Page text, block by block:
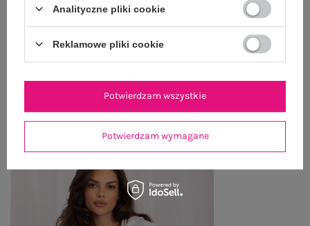
WYSYŁKA I DOSTAWA
ZWROTY I REKLAMACJE
OSTATNIO OGLĄDANE
Zobacz wszystko
Analityczne pliki cookie
Reklamowe pliki cookie
Potwierdzam wymagane
Potwierdzam wszystkie